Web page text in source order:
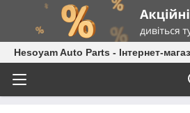
Hesoyam Auto Parts - Інтернет-